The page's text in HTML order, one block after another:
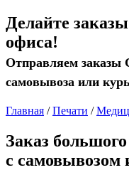
Делайте
офиса!
Отправляем
самовывоза или
Главная /Печати /
Заказ
с самовывозом